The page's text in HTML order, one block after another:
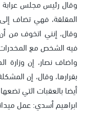
وقال رئيس مجلس عرابة
المقلقة، فهي تضاف
وقال، إنني اتخوف من
فيه الشخص مع المخدرات
واضاف نصار، إن وزارة
بقرارها، وقال، إن
أيضا بالعقبات التي
ابراهيم أسدي: عمل